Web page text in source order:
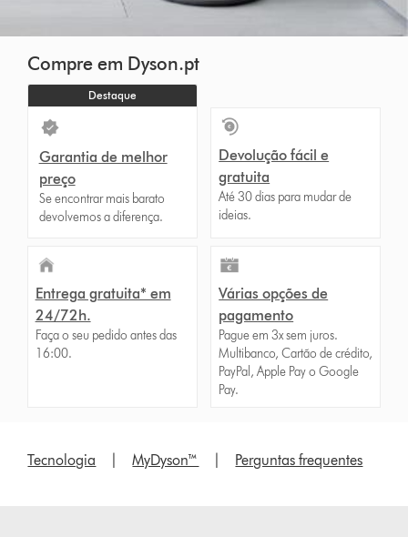
Compre em Dyson.pt
Destaque
Garantia de melhor
preço
Se encontrar mais barato
devolvemos a diferença.
Devolução fácil e
gratuita
Até 30 dias para mudar de
ideias.
Entrega gratuita* em
24/72h.
Faça o seu pedido antes das
16:00.
Várias opções de
pagamento
Pague em 3x sem juros.
Multibanco, Cartão de crédito,
PayPal, Apple Pay o Google
Pay.
Tecnologia |MyDyson™ Perguntas frequentes